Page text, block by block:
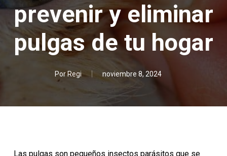
prevenir y eliminar
pulgas de tu hogar
Por Regi noviembre 8, 2024
Las pulgas son pequeños insectos parásitos que se